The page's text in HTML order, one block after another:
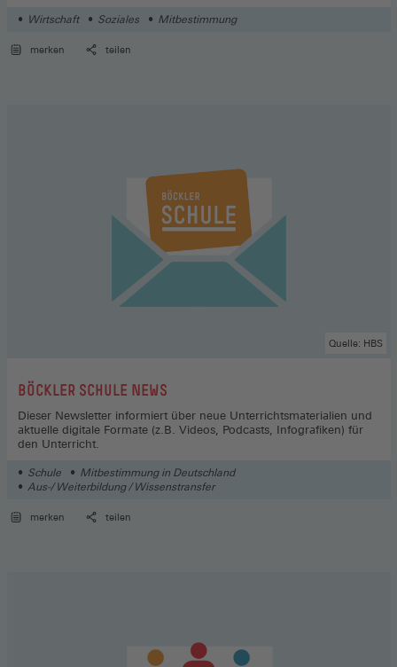
Wirtschaft Soziales Mitbestimmung
merken teilen
:BÖCKLER SCHULE NEWS
Dieser Newsletter informiert über neue Unterrichtsmaterialien und
aktuelle digitale Formate (z.B. Videos, Podcasts, Infografiken) für
den Unterricht.
Quelle: HBS
Schule
Mitbestimmung in Deutschland
Aus-/ Weiterbildung / Wissenstransfer
merken teilen